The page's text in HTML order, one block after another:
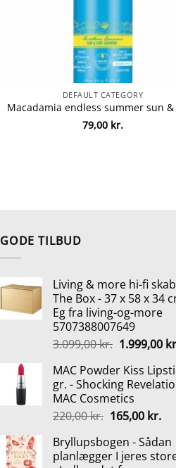
DEFAULT CATEGORY
79,00 kr.
GODE TILBUD
Living & more hi-fi
The Box - 37 x 58 x 34
Eg fra living-og-more
5707388007649
3.099,00kr. Den
pris
var:
3.099,00 kr..
1.999,00
MAC Powder Kiss
gr. - Shocking
MAC Cosmetics
220,00kr. Den
pris
var:
165,00 kr.Den
pris
er:
Bryllupsbogen - Sådan
planlægger I jeres